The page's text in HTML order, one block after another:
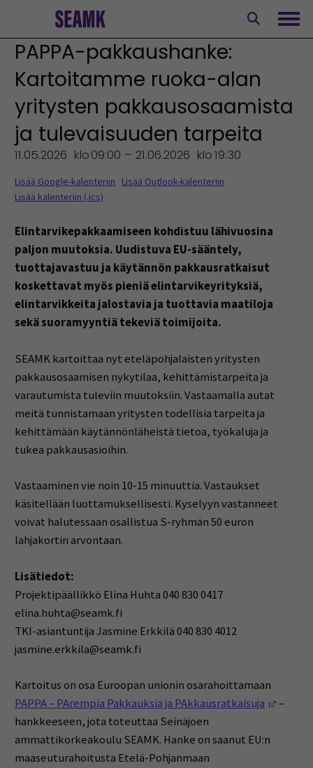
PAPPA-pakkaushanke:
Kartoitamme ruoka-alan
yritysten pakkausosaamista
ja tulevaisuuden tarpeita
11.05.2026 klo09:00 – 21.06.2026 klo19:30
Lisää Google-kalenteriin
Lisää Outlook-kalenteriin
Lisää kalenteriin (.ics)
Elintarvikepakkaamiseen kohdistuu lähivuosina
paljon muutoksia. Uudistuva EU-sääntely,
tuottajavastuu ja käytännön pakkausratkaisut
koskettavat myös pieniä elintarvikeyrityksiä,
elintarvikkeita jalostavia ja tuottavia maatiloja
sekä suoramyyntiä tekeviä toimijoita.
SEAMK kartoittaa nyt eteläpohjalaisten yritysten
pakkausosaamisen nykytilaa, kehittämistarpeita ja
varautumista tuleviin muutoksiin. Vastaamalla autat
meitä tunnistamaan yritysten todellisia tarpeita ja
kehittämään käytännönläheistä tietoa, työkaluja ja
tukea pakkausasioihin.
Vastaaminen vie noin 10-15 minuuttia. Vastaukset
käsitellään luottamuksellisesti. Kyselyyn vastanneet
voivat halutessaan osallistua S-ryhmän 50 euron
lahjakortin arvontaan.
Lisätiedot:
Projektipäällikkö Elina Huhta 040 830 0417
elina.huhta@seamk.fi
TKI-asiantuntija Jasmine Erkkilä 040 830 4012
jasmine.erkkila@seamk.fi
Kartoitus on osa Euroopan unionin osarahoittamaan
PAPPA – PArempia Pakkauksia ja PAkkausratkaisuja
–
hankkeeseen, jota toteuttaa Seinäjoen
ammattikorkeakoulu SEAMK. Hanke on saanut EU:n
maaseuturahoitusta Etelä-Pohjanmaan